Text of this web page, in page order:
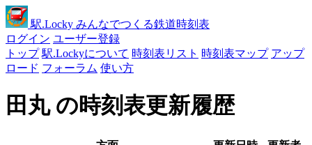
駅.Locky みんなでつくる鉄道時刻表
ログイン ユーザー登録
トップ 駅.Lockyについて 時刻表リスト 時刻表マップ アップ
ロード フォーラム 使い方
田丸 の時刻表更新履歴